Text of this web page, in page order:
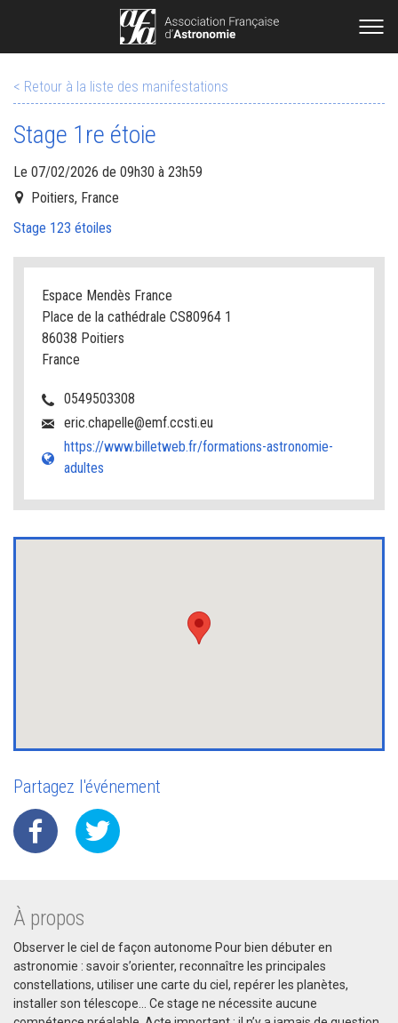
< Retour à la liste des manifestations
Stage 1re étoie
Le 07/02/2026 de 09h30 à 23h59
Poitiers, France
Stage 123 étoiles
Espace Mendès France
Place de la cathédrale CS80964 1
86038 Poitiers
France
0549503308
eric.chapelle@emf.ccsti.eu
https://www.billetweb.fr/formations-astronomie-
adultes
Partagez l'événement
À propos
Observer le ciel de façon autonome Pour bien débuter en
astronomie : savoir s’orienter, reconnaître les principales
constellations, utiliser une carte du ciel, repérer les planètes,
installer son télescope… Ce stage ne nécessite aucune